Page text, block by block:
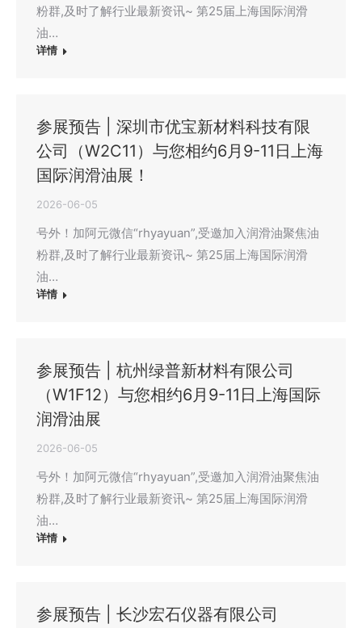
粉群,及时了解行业最新资讯~ 第25届上海国际润滑
油…
详情
参展预告 | 深圳市优宝新材料科技有限
公司（W2C11）与您相约6月9-11日上海
国际润滑油展！
2026-06-05
号外！加阿元微信“rhyayuan”,受邀加入润滑油聚焦油
粉群,及时了解行业最新资讯~ 第25届上海国际润滑
油…
详情
参展预告 | 杭州绿普新材料有限公司
（W1F12）与您相约6月9-11日上海国际
润滑油展
2026-06-05
号外！加阿元微信“rhyayuan”,受邀加入润滑油聚焦油
粉群,及时了解行业最新资讯~ 第25届上海国际润滑
油…
详情
参展预告 | 长沙宏石仪器有限公司